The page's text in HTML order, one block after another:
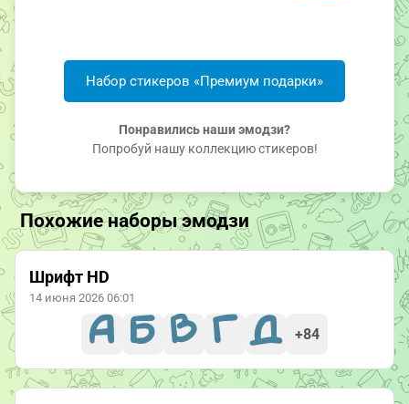
Набор стикеров «Премиум подарки»
Понравились наши эмодзи?
Попробуй нашу коллекцию стикеров!
Похожие наборы эмодзи
Шрифт HD
14 июня 2026 06:01
+84